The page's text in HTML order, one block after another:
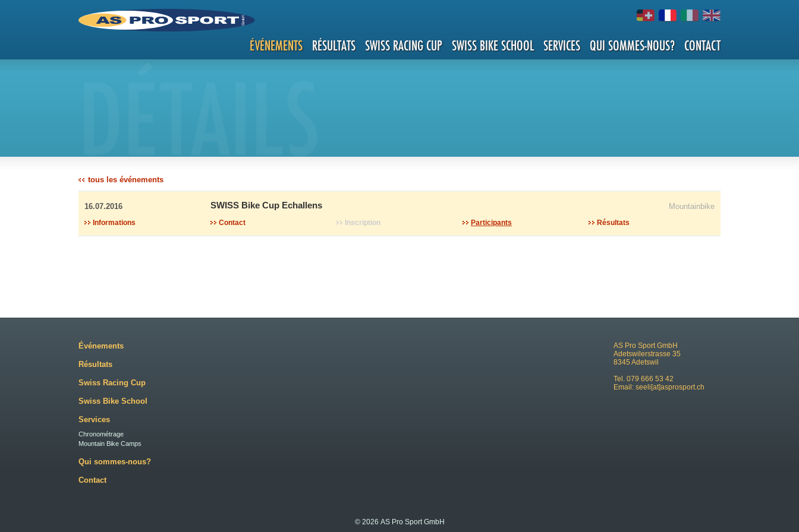
ÉVÉNEMENTS RÉSULTATS SWISS RACING CUP SWISS BIKE SCHOOL SERVICES QUI SOMMES-NOUS? CONTACT
tous les événements
16.07.2016 Mountainbike
SWISS Bike Cup Echallens
Informations Contact Inscription Participants Résultats
AS Pro Sport GmbH
Adetswilerstrasse 35
8345 Adetswil
Tel. 079 666 53 42
Email: seeli[at]asprosport.ch
Événements
Résultats
Swiss Racing Cup
Swiss Bike School
Services
Chronométrage
Mountain Bike Camps
Qui sommes-nous?
Contact
© 2026 AS Pro Sport GmbH